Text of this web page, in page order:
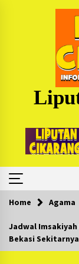
Trending
Home Agama
Jadwal Imsakiyah
Bekasi Sekitarnya